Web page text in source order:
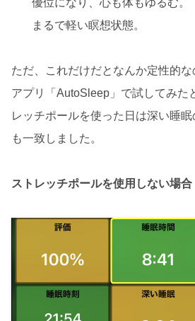
優位になり、心も体もゆるむ。
まるで軽い瞑想状態。
ただ、これだけだとなんか定性的
アプリ「AutoSleep」で試してみた
レッチポールを使った日は深い睡
も一致しました。
ストレッチポールを使用しない場合